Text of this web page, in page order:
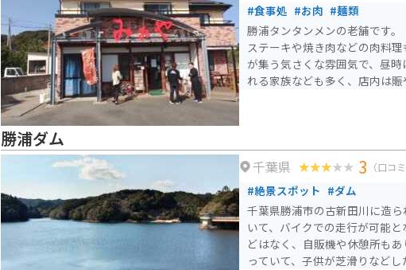
#食事処 #お肉 #麺類
勝浦タンタンメンの老舗です。
ステーキや焼き肉などの肉料
が集う気さくな雰囲気で、昼
れる家族なども多く、店内は賑
勝浦ダム
千葉県 3 （口コ
#絶景スポット #ダム
千葉県勝浦市の古新田川に造
いて、バイクでの走行が可能
どはなく、自販機や休憩所も
っていて、子供が芝滑りなどし